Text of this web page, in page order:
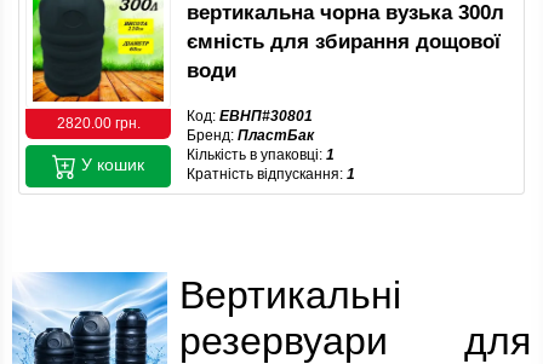
2820.00 грн.
вертикальна чорна вузька 300л
ємність для збирання дощової
води
Код: ЕВНП#30801
Бренд: ПластБак
Кількість в упаковці: 1
Кратність відпускання: 1
У кошик
Вертикальні
резервуари для